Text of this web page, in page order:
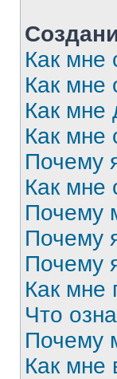
Как мне
Как мне
Как мне
Как мне
Почему
Как мне
Почему
Почему
Почему
Как мне
Что
Почему
Как мне